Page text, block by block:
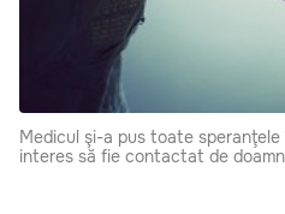
Medicul şi-a pus toate
interes să fie contactat de